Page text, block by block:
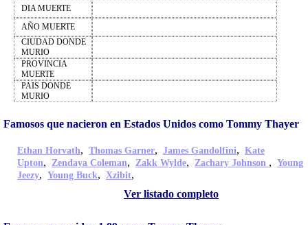
DIA MUERTE
AÑO MUERTE
CIUDAD DONDE
MURIO
PROVINCIA
MUERTE
PAIS DONDE
MURIO
Famosos que nacieron en Estados Unidos como Tommy Thayer
Ethan Horvath, Thomas Garner, James Gandolfini, Kate
Upton, Zendaya Coleman, Zakk Wylde, Zachary Johnson , Young
Jeezy, Young Buck, Xzibit,
Ver listado completo